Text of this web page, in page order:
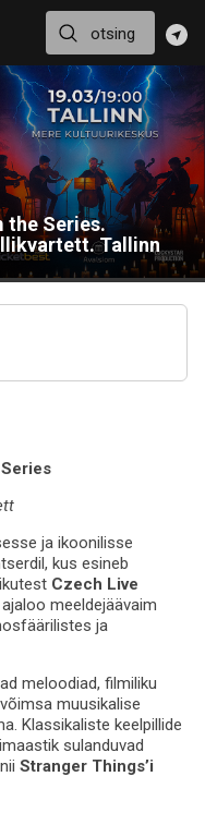
the Series.
Tallinn
ja ikoonilisse
kus esineb
Czech Live
meeldejäävaim
ja
meloodiad, filmiliku
muusikalise
Klassikaliste keelpillide
sulanduvad
Stranger Things’i